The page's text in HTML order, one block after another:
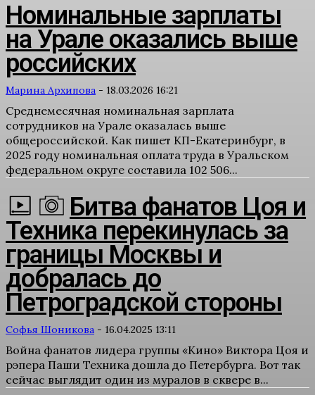
Номинальные зарплаты
на Урале оказались выше
российских
Марина Архипова - 18.03.2026 16:21
Среднемесячная номинальная зарплата
сотрудников на Урале оказалась выше
общероссийской. Как пишет КП-Екатеринбург, в
2025 году номинальная оплата труда в Уральском
федеральном округе составила 102 506...
Битва фанатов Цоя и
Техника перекинулась за
границы Москвы и
добралась до
Петроградской стороны
Софья Шоникова - 16.04.2025 13:11
Война фанатов лидера группы «Кино» Виктора Цоя и
рэпера Паши Техника дошла до Петербурга. Вот так
сейчас выглядит один из муралов в сквере в...